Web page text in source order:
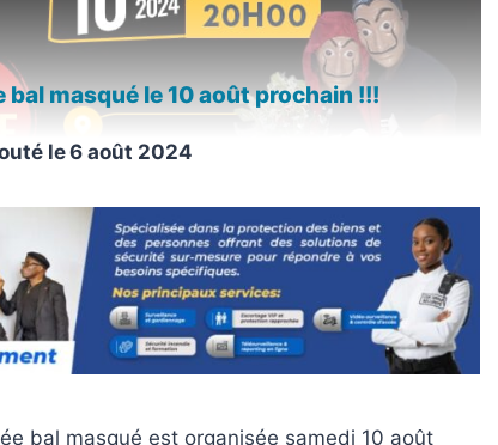
bal masqué le 10 août prochain !!!
le6 août 2024
bal masqué est organisée samedi 10 août